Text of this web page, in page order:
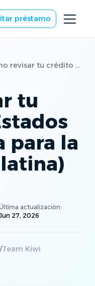
préstamo
Cómo revisar tu crédito en Estados Unidos (guía para la comunidad latina)
tu
para la
actualización:
27, 2026
/Team Kiwi